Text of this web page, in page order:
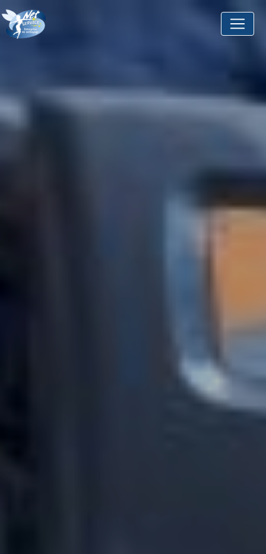
Panneau de gestion des cookies